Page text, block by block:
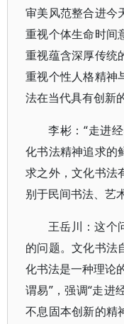
审美风范整合进今
重视个体生命时间
重视蕴含深厚传统
重视个性人格精神
法在当代具有创新
李彬：“走进
化书法精神追求的
求之外，文化书法
别于民间书法、艺
王岳川：这个
的问题。文化书法
化书法是一种理论
谓易”，强调“走进
不息固本创新的精